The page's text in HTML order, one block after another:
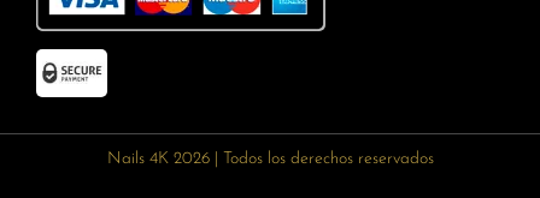
Nails 4K 2026 | Todos los derechos reservados